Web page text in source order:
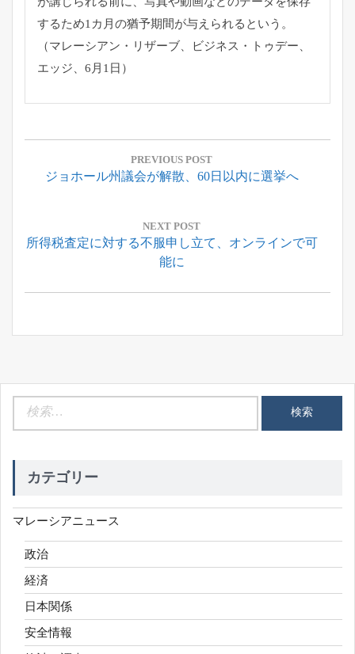
するため1カ月の猶予期間が与えられるという。
（マレーシアン・リザーブ、ビジネス・トゥデー、
エッジ、 6月1日）
投
ー
ョ
PREVIOUS POST
Previous
ジョホール州議会が解散、60日以内に選挙へ
NEXT POST
Next
所得税査定に対する不服申し立て、オンラインで可
能に
カテゴリー
マレーシアニュース
政治
経済
日本関係
安全情報